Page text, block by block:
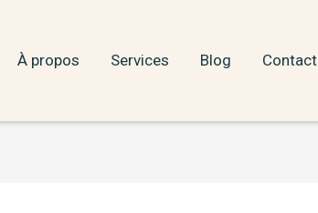
À propos Services Blog Contact